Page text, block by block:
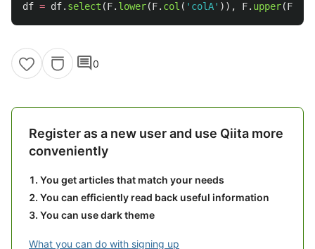
df = df. select (F. lower(F. col ( ' colA' )), F. upper(F
comment0
Register as a new user and use Qiita more
conveniently
You get articles that match your needs
You can efficiently read back useful information
You can use dark theme
What you can do with signing up